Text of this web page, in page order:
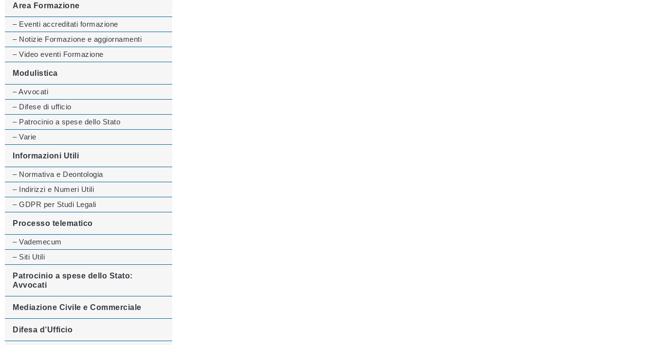
Area Formazione
– Eventi accreditati formazione
– Notizie Formazione e aggiornamenti
– Video eventi Formazione
Modulistica
– Avvocati
– Difese di ufficio
– Patrocinio a spese dello Stato
– Varie
Informazioni Utili
– Normativa e Deontologia
– Indirizzi e Numeri Utili
– GDPR per Studi Legali
Processo telematico
– Vademecum
– Siti Utili
Patrocinio a spese dello Stato:
Avvocati
Mediazione Civile e Commerciale
Difesa d’Ufficio